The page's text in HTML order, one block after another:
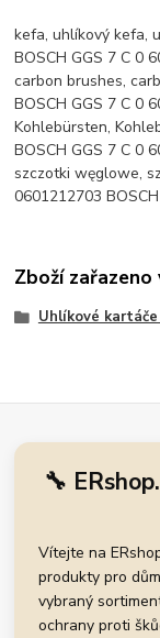
kefa, uhlíkový kefa,
BOSCH GGS 7 C 0
carbon brushes,
BOSCH GGS 7 C 0
Kohlebürsten,
BOSCH GGS 7 C 0
szczotki węglowe,
0601212703
Zboží
Uhlíkové
🔧
Vítejte na
produkty pro
vybraný
ochrany proti